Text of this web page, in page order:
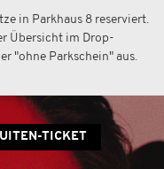
in Parkhaus 8 reserviert.
Übersicht im Drop-
"ohne Parkschein" aus.
TICKET